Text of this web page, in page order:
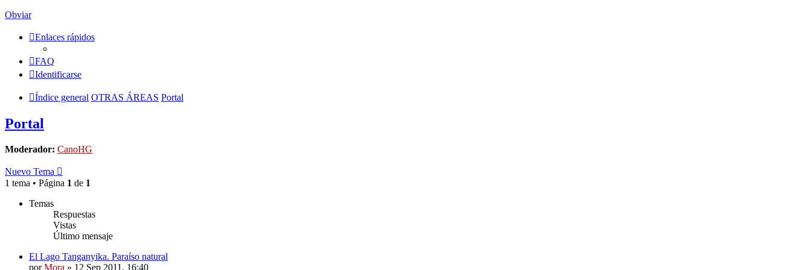
Obviar
Enlaces rápidos
FAQ
Identificarse
Índice general OTRAS ÁREAS Portal
Portal
Moderador: CanoHG
Nuevo Tema
1 tema • Página 1 de 1
Temas
Respuestas
Vistas
Último mensaje
El Lago Tanganyika. Paraíso natural
porMora » 12 Sep 2011, 16:40